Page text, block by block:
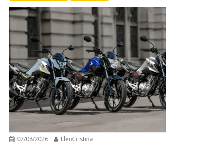
07/08/2026 ElenCristina